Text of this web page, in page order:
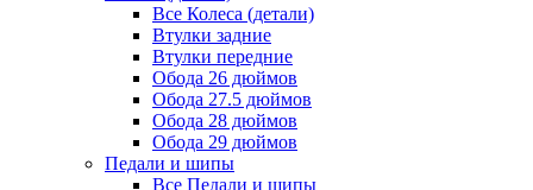
Все Колеса (детали)
Втулки задние
Втулки передние
Обода 26 дюймов
Обода 27.5 дюймов
Обода 28 дюймов
Обода 29 дюймов
Педали и шипы
Все Педали и шипы